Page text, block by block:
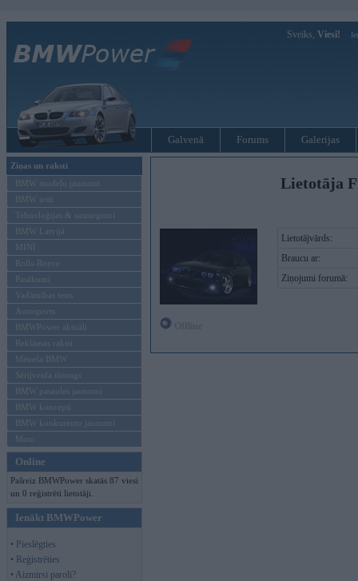
Sveiks, Viesi!
Galvenā Forums Galerijas
Ziņas un raksti
BMW modeļu jaunumi
BMW testi
Tehnoloģijas & sasniegumi
BMW Latvijā
MINI
Rolls-Royce
Pasākumi
Vadāmības tests
Autosports
BMWPower aktuāli
Reklāmas raksti
Mēneša BMW
Sērijveida tūnings
BMW pasaules jaunumi
BMW koncepti
BMW konkurentu jaunumi
Moto
Online
Pašreiz BMWPower skatās 87 viesi
un 0 reģistrēti lietotāji.
Ienākt BMWPower
• Pieslēgties
• Reģistrēties
• Aizmirsi paroli?
Lietotāja
Lietotājvārds:
Braucu ar:
Ziņojumi forumā: